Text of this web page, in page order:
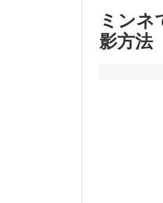
ミンネ
影方法